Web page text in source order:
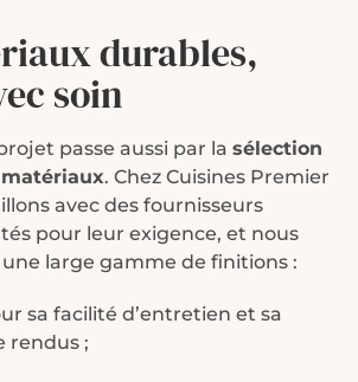
durables,
soin
passe aussi par la sélection
. Chez Cuisines Premier
avec des fournisseurs
pour leur exigence, et nous
large gamme de finitions :
sa facilité d’entretien et sa
rendus ;